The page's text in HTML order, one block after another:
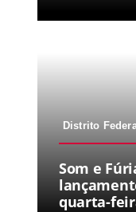
Distrito
Som e
quarta-